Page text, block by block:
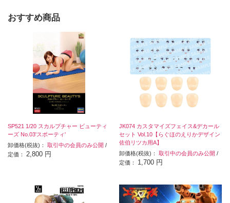
おすすめ商品
SP521 1/20 スカルプチャー ビューティ
ーズ No.03'スポーティ'
卸価格(税抜)： 取引中の会員のみ公開 /
定価： 2,800 円
JK074 カスタマイズフェイス&デカール
セット Vol.10【らぐほのえりかデザイン
佐伯リツカ用A】
卸価格(税抜)：取引中の会員のみ公開 /
定価： 1,700 円